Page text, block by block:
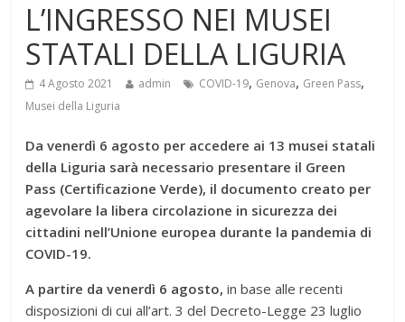
L’INGRESSO NEI MUSEI
STATALI DELLA LIGURIA
4 Agosto 2021 admin COVID-19, Genova, Green Pass,
Musei della Liguria
Da venerdì 6 agosto per accedere ai 13 musei statali
della Liguria sarà necessario presentare il Green
Pass (Certificazione Verde), il documento creato per
agevolare la libera circolazione in sicurezza dei
cittadini nell’Unione europea durante la pandemia di
COVID-19.
A partire da venerdì 6 agosto,in base alle recenti
disposizioni di cui all’art. 3 del Decreto-Legge 23 luglio